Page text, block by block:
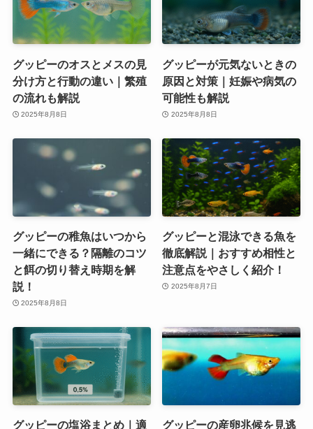
グッピーのオスとメスの見
分け方と行動の違い｜繁殖
の流れも解説
2025年8月8日
グッピーが元気ないときの
原因と対策｜妊娠や病気の
可能性も解説
2025年8月8日
グッピーの稚魚はいつから
一緒にできる？隔離のコツ
と餌の切り替え時期を解
説！
2025年8月8日
グッピーと混泳できる魚を
徹底解説｜おすすめ相性と
注意点をやさしく紹介！
2025年8月7日
グッピーの塩浴まとめ｜適 グッピーの産卵兆候を見逃